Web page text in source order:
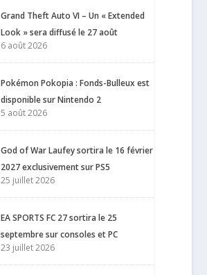
Grand Theft Auto VI – Un « Extended
Look » sera diffusé le 27 août
6 août 2026
Pokémon Pokopia : Fonds-Bulleux est
disponible sur Nintendo 2
5 août 2026
God of War Laufey sortira le 16 février
2027 exclusivement sur PS5
25 juillet 2026
EA SPORTS FC 27 sortira le 25
septembre sur consoles et PC
23 juillet 2026